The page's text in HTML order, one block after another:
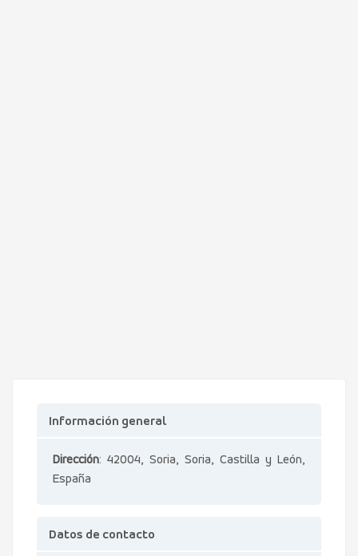
Información general
Dirección: 42004, Soria, Soria, Castilla y León,
España
Datos de contacto